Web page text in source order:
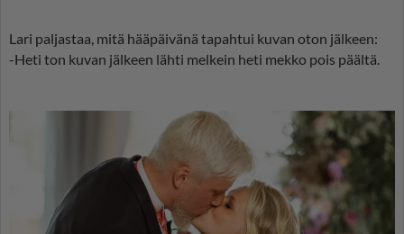
Lari paljastaa, mitä hääpäivänä tapahtui kuvan oton jälkeen:
-Heti ton kuvan jälkeen lähti melkein heti mekko pois päältä.